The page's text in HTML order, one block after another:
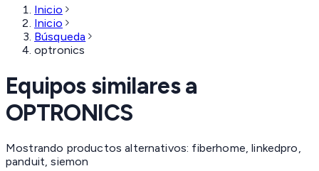
Inicio
Inicio
Búsqueda
optronics
Equipos similares a
OPTRONICS
Mostrando productos alternativos: fiberhome, linkedpro,
panduit, siemon